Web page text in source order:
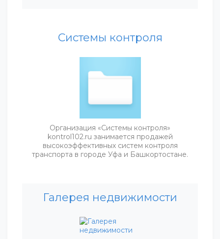
Системы контроля
Организация «Системы контроля»
kontrol102.ru занимается продажей
высокоэффективных систем контроля
транспорта в городе Уфа и Башкортостане.
Галерея недвижимости